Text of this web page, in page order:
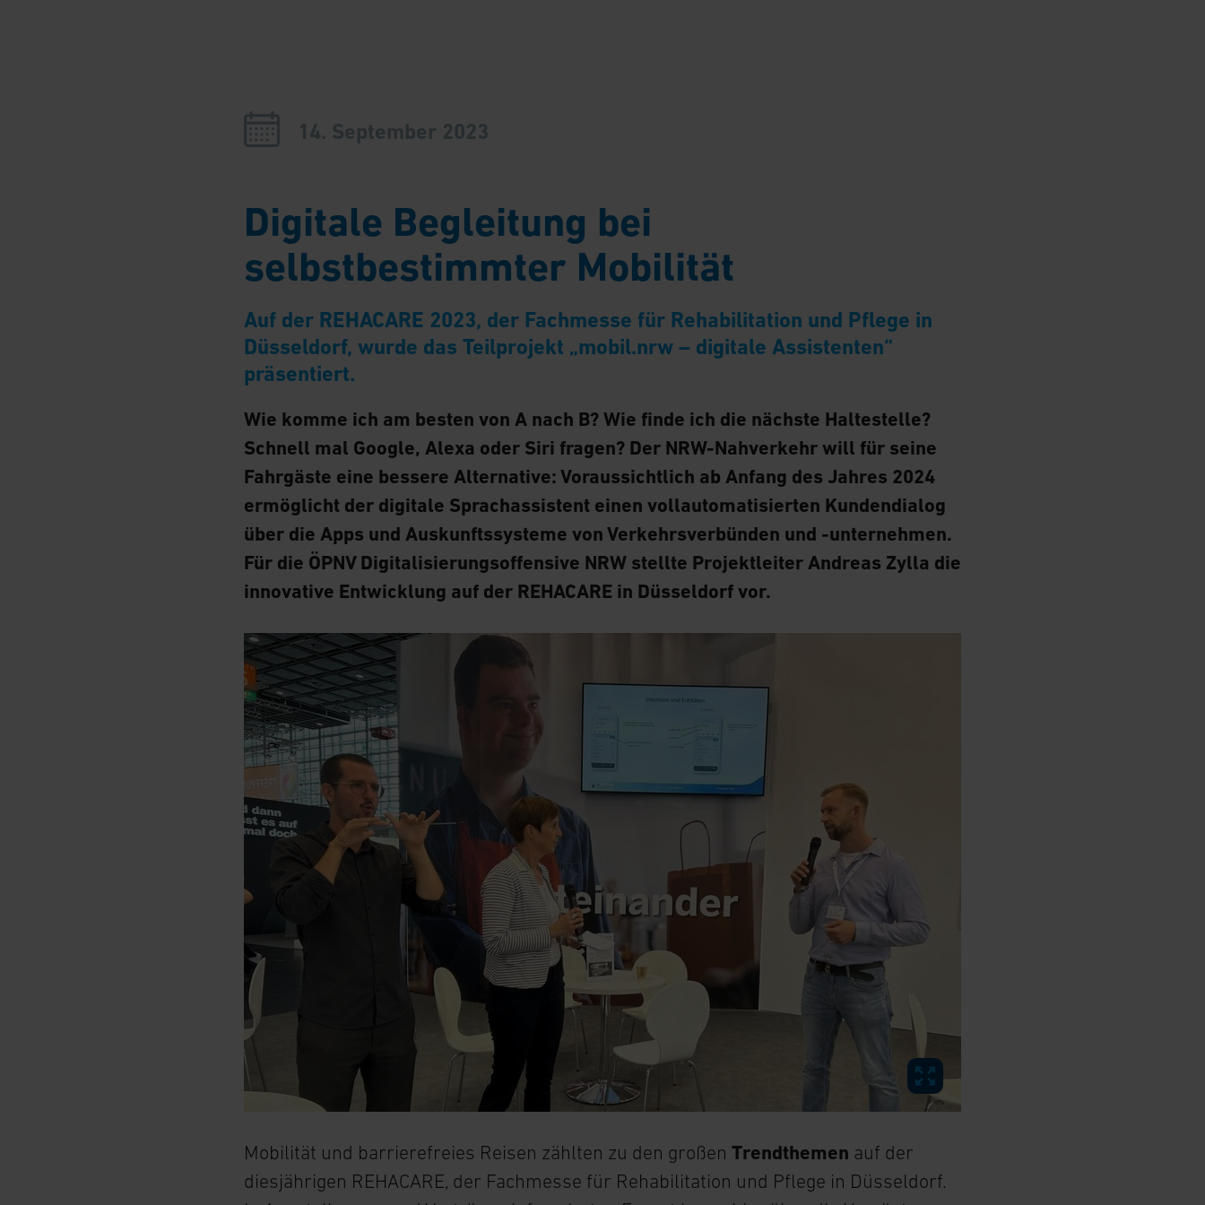
14. September 2023
Digitale Begleitung bei
selbstbestimmter Mobilität
Auf der REHACARE 2023, der Fachmesse für Rehabilitation und Pflege in
Düsseldorf, wurde das Teilprojekt „mobil.nrw – digitale Assistenten“
präsentiert.
Wie komme ich am besten von A nach B? Wie finde ich die nächste Haltestelle?
Schnell mal Google, Alexa oder Siri fragen? Der NRW-Nahverkehr will für seine
Fahrgäste eine bessere Alternative: Voraussichtlich ab Anfang des Jahres 2024
ermöglicht der digitale Sprachassistent einen vollautomatisierten Kundendialog
über die Apps und Auskunftssysteme von Verkehrsverbünden und -unternehmen.
Für die ÖPNV Digitalisierungsoffensive NRW stellte Projektleiter Andreas Zylla die
innovative Entwicklung auf der REHACARE in Düsseldorf vor.
Mobilität und barrierefreies Reisen zählten zu den großen Trendthemen auf der
diesjährigen REHACARE, der Fachmesse für Rehabilitation und Pflege in Düsseldorf.